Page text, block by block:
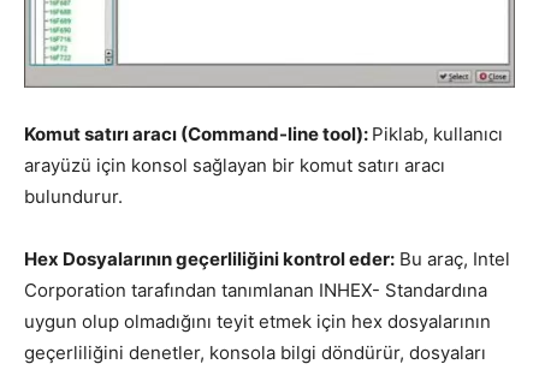
Komut satırı aracı (Command-line tool): Piklab, kullanıcı
arayüzü için konsol sağlayan bir komut satırı aracı
bulundurur.
Hex Dosyalarının geçerliliğini kontrol eder: Bu araç, Intel
Corporation tarafından tanımlanan INHEX- Standardına
uygun olup olmadığını teyit etmek için hex dosyalarının
geçerliliğini denetler, konsola bilgi döndürür, dosyaları